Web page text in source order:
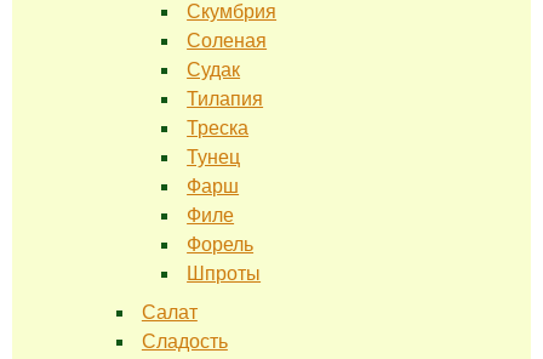
Скумбрия
Соленая
Судак
Тилапия
Треска
Тунец
Фарш
Филе
Форель
Шпроты
Салат
Сладость